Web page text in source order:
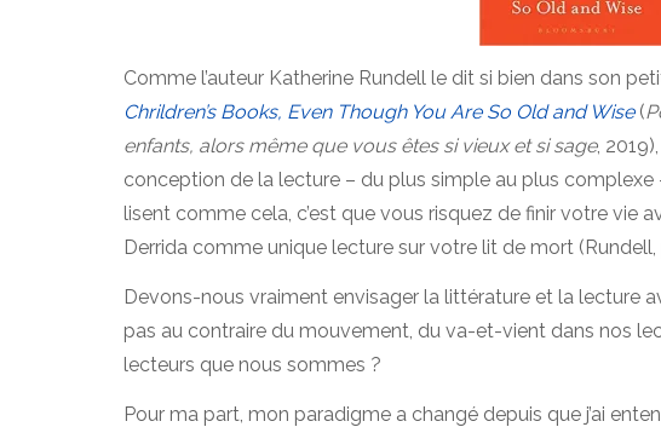
Comme l’auteur Katherine Rundell le dit si bien dans son
Chrildren’s Books, Even Though You Are So Old and Wise(
enfants, alors même que vous êtes si vieux et si sage,
conception de la lecture – du plus simple au plus
lisent comme cela, c’est que vous risquez de finir votre vie
Derrida comme unique lecture sur votre lit de mort (Rundell,
Devons-nous vraiment envisager la littérature et la lecture
pas au contraire du mouvement, du va-et-vient dans nos
lecteurs que nous sommes ?
Pour ma part, mon paradigme a changé depuis que j’ai